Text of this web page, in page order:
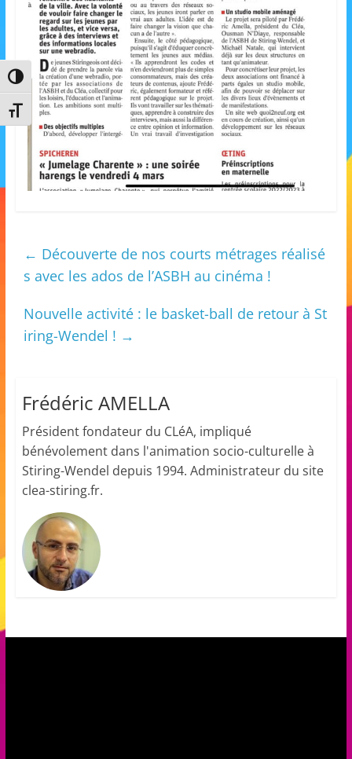
Passer en contraste élevé
Changer la taille de la police
m
a
t
i
o
n
p
a
i
r
e
a
v
e
← Découverte de nos courts métrages réalisé
s avec les ados de l’ASBH au cinéma !
Nouvelle activité : le basket-ball de retour à St
iring-Wendel ! →
Frédéric AMELLA
Président fondateur du CLéA, impliqué
bénévolement dans l'animation socio-culturelle à
Stiring-Wendel depuis 1994. Administrateur du site
clea-stiring.fr.